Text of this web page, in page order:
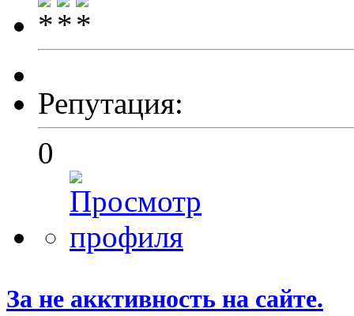
Репутация:
0
За не акктивность на сайте.